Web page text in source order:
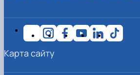
Карта сайту